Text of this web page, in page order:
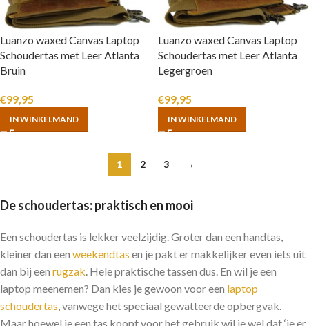
Luanzo waxed Canvas Laptop
Schoudertas met Leer Atlanta
Bruin
€99,95
IN WINKELMAND
Luanzo waxed Canvas Laptop
Schoudertas met Leer Atlanta
Legergroen
€99,95
IN WINKELMAND
1 2 3 →
De schoudertas: praktisch en mooi
Een schoudertas is lekker veelzijdig. Groter dan een handtas,
kleiner dan een weekendtas en je pakt er makkelijker even iets uit
dan bij een rugzak. Hele praktische tassen dus. En wil je een
laptop meenemen? Dan kies je gewoon voor een laptop
schoudertas, vanwege het speciaal gewatteerde opbergvak.
Maar hoewel je een tas koopt voor het gebruik wil je wel dat ‘ie er